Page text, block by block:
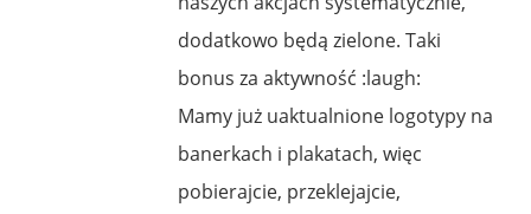
dodatkowo będą zielone. Taki
bonus za aktywność :laugh:
Mamy już uaktualnione logotypy na
banerkach i plakatach, więc
pobierajcie, przeklejajcie,